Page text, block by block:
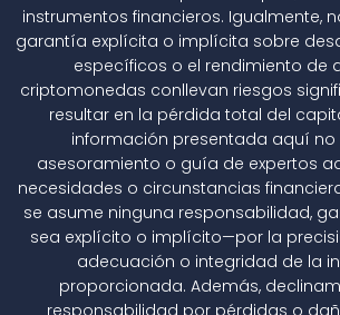
instrumentos financieros. Igualmente,
garantía explícita o implícita sobre
específicos o el rendimiento de
criptomonedas conllevan riesgos
resultar en la pérdida total del
información presentada aquí no
asesoramiento o guía de expertos
necesidades o circunstancias
se asume ninguna responsabilidad,
sea explícito o implícito—por la
adecuación o integridad de la
proporcionada. Además,
responsabilidad por pérdidas o